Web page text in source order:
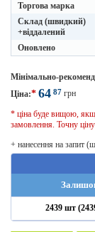
Торгова марка
Склад (швидкий)
+віддалений
Оновлено
Мінімально-
Ціна:* 64 87 грн
* ціна буде вищою,
замовлення. Точну
+ нанесення на запит
2439 шт